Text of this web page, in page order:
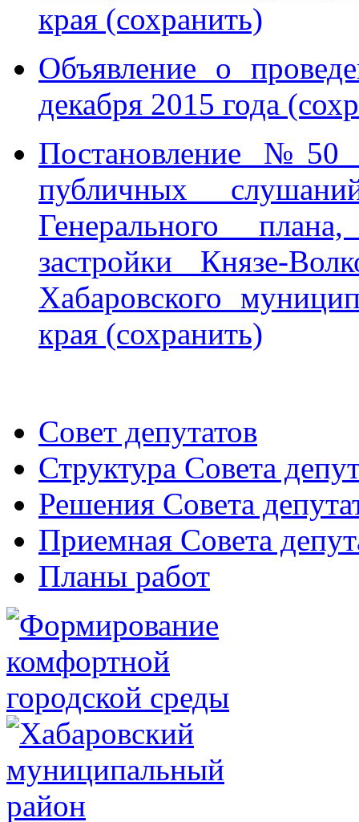
края (сохранить)
Объявление о
декабря 2015 года
Постановление №50
публичных
Генерального
застройки Князе-
Хабаровского
края (сохранить)
Совет депутатов
Структура Совета
Решения Совета
Приемная Совета
Планы работ